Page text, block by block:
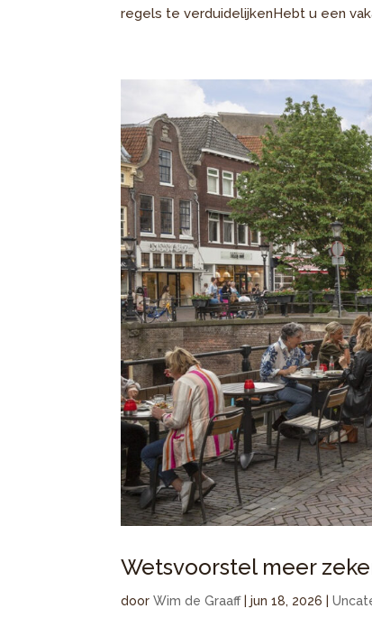
regels te verduidelijkenHebt u een
Wetsvoorstel meer
doorWim de Graaff|jun 18, 2026 |